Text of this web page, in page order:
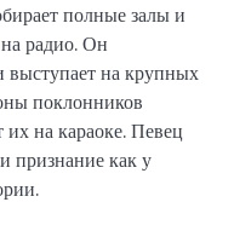
полные залы и
радио. Он
выступает на крупных
поклонников
на караоке. Певец
признание как у